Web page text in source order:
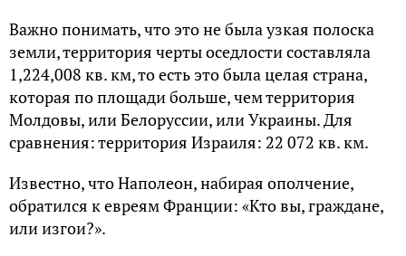
Важно понимать, что это не была узкая полоска
земли, территория черты оседлости составляла
1,224,008 кв. км, то есть это была целая страна,
которая по площади больше, чем территория
Молдовы, или Белоруссии, или Украины. Для
сравнения: территория Израиля: 22 072 кв. км.
Известно, что Наполеон, набирая ополчение,
обратился к евреям Франции: «Кто вы, граждане,
или изгои?».